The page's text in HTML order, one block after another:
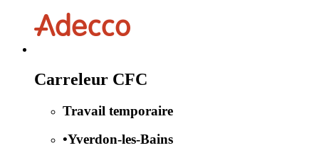
Carreleur CFC
Travail temporaire
•Yverdon-les-Bains